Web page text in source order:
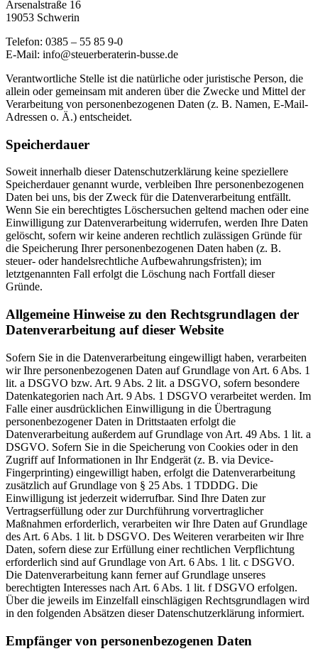
Arsenalstraße 16
19053 Schwerin
Telefon: 0385 – 55 85 9-0
E-Mail: info@steuerberaterin-busse.de
Verantwortliche Stelle ist die natürliche oder juristische Person, die
allein oder gemeinsam mit anderen über die Zwecke und Mittel der
Verarbeitung von personenbezogenen Daten (z. B. Namen, E-Mail-
Adressen o. Ä.) entscheidet.
Speicherdauer
Soweit innerhalb dieser Datenschutzerklärung keine speziellere
Speicherdauer genannt wurde, verbleiben Ihre personenbezogenen
Daten bei uns, bis der Zweck für die Datenverarbeitung entfällt.
Wenn Sie ein berechtigtes Löschersuchen geltend machen oder eine
Einwilligung zur Datenverarbeitung widerrufen, werden Ihre Daten
gelöscht, sofern wir keine anderen rechtlich zulässigen Gründe für
die Speicherung Ihrer personenbezogenen Daten haben (z. B.
steuer- oder handelsrechtliche Aufbewahrungsfristen); im
letztgenannten Fall erfolgt die Löschung nach Fortfall dieser
Gründe.
Allgemeine Hinweise zu den Rechtsgrundlagen der
Datenverarbeitung auf dieser Website
Sofern Sie in die Datenverarbeitung eingewilligt haben, verarbeiten
wir Ihre personenbezogenen Daten auf Grundlage von Art. 6 Abs. 1
lit. a DSGVO bzw. Art. 9 Abs. 2 lit. a DSGVO, sofern besondere
Datenkategorien nach Art. 9 Abs. 1 DSGVO verarbeitet werden. Im
Falle einer ausdrücklichen Einwilligung in die Übertragung
personenbezogener Daten in Drittstaaten erfolgt die
Datenverarbeitung außerdem auf Grundlage von Art. 49 Abs. 1 lit. a
DSGVO. Sofern Sie in die Speicherung von Cookies oder in den
Zugriff auf Informationen in Ihr Endgerät (z. B. via Device-
Fingerprinting) eingewilligt haben, erfolgt die Datenverarbeitung
zusätzlich auf Grundlage von § 25 Abs. 1 TDDDG. Die
Einwilligung ist jederzeit widerrufbar. Sind Ihre Daten zur
Vertragserfüllung oder zur Durchführung vorvertraglicher
Maßnahmen erforderlich, verarbeiten wir Ihre Daten auf Grundlage
des Art. 6 Abs. 1 lit. b DSGVO. Des Weiteren verarbeiten wir Ihre
Daten, sofern diese zur Erfüllung einer rechtlichen Verpflichtung
erforderlich sind auf Grundlage von Art. 6 Abs. 1 lit. c DSGVO.
Die Datenverarbeitung kann ferner auf Grundlage unseres
berechtigten Interesses nach Art. 6 Abs. 1 lit. f DSGVO erfolgen.
Über die jeweils im Einzelfall einschlägigen Rechtsgrundlagen wird
in den folgenden Absätzen dieser Datenschutzerklärung informiert.
Empfänger von personenbezogenen Daten